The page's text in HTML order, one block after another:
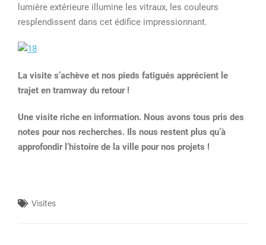
lumière extérieure illumine les vitraux, les couleurs
resplendissent dans cet édifice impressionnant.
La visite s’achève et nos pieds fatigués apprécient le
trajet en tramway du retour !
Une visite riche en information. Nous avons tous pris des
notes pour nos recherches. Ils nous restent plus qu’à
approfondir l’histoire de la ville pour nos projets !
Visites